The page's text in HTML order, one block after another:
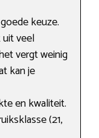
keuze.
veel
vergt weinig
kan je
en kwaliteit.
(21,